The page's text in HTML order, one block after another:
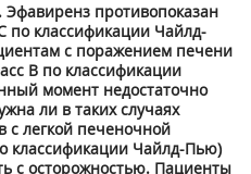
противопоказан
по классификации Чайлд-
с поражением печени
В по классификации
момент недостаточно
ли в таких случаях
с легкой печеночной
классификации Чайлд-Пью)
с осторожностью. Пациенты